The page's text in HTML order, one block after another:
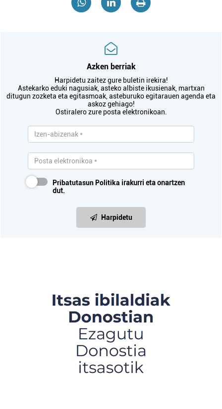
Azken berriak
Harpidetu zaitez gure buletin irekira!
Astekarko eduki nagusiak, asteko albiste ikusienak, martxan
ditugun zozketa eta egitasmoak, asteburuko egitarauen agenda eta
askoz gehiago!
Ostiralero zure posta elektronikoan.
Pribatutasun Politika irakurri eta onartzen
dut.
Harpidetu